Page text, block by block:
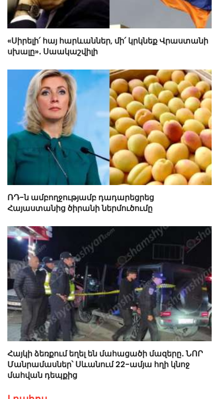
«Սիրելի՛ հայ հարևաններ, մի՛ կրկնեք Վրաստանի
սխալը»․ Սաակաշվիլի
ՌԴ-ն ամբողջությամբ դադարեցրեց
Հայաստանից ծիրանի ներմուծումը
Հայկի ձեռքում եղել են մահացածի մազերը․ ՆՈՐ
Մանրամասներ՝ Սևանում 22-ամյա հղի կնոջ
մահվան դեպքից